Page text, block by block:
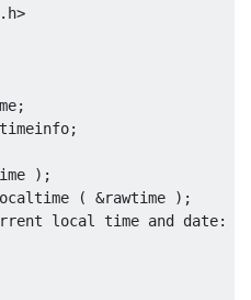
;
timeinfo;
);
( &rawtime
);
local time and date: